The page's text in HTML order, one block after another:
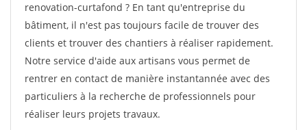
renovation-curtafond ? En tant qu'entreprise du
bâtiment, il n'est pas toujours facile de trouver des
clients et trouver des chantiers à réaliser rapidement.
Notre service d'aide aux artisans vous permet de
rentrer en contact de manière instantannée avec des
particuliers à la recherche de professionnels pour
réaliser leurs projets travaux.